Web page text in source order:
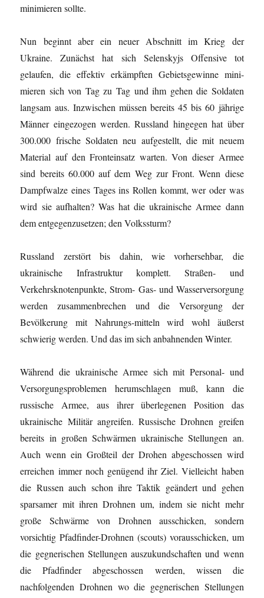
minimieren sollte.
Nun beginnt aber ein neuer Abschnitt im Krieg der
Ukraine. Zunächst hat sich Selenskyjs Offensive tot
gelaufen, die effektiv erkämpften Gebietsgewinne mini-
mieren sich von Tag zu Tag und ihm gehen die Soldaten
langsam aus. Inzwischen müssen bereits 45 bis 60 jährige
Männer eingezogen werden. Russland hingegen hat über
300.000 frische Soldaten neu aufgestellt, die mit neuem
Material auf den Fronteinsatz warten. Von dieser Armee
sind bereits 60.000 auf dem Weg zur Front. Wenn diese
Dampfwalze eines Tages ins Rollen kommt, wer oder was
wird sie aufhalten? Was hat die ukrainische Armee dann
dem entgegenzusetzen; den Volkssturm?
Russland zerstört bis dahin, wie vorhersehbar, die
ukrainische Infrastruktur komplett. Straßen- und
Verkehrsknotenpunkte, Strom- Gas- und Wasserversorgung
werden zusammenbrechen und die Versorgung der
Bevölkerung mit Nahrungs-mitteln wird wohl äußerst
schwierig werden. Und das im sich anbahnenden Winter.
Während die ukrainische Armee sich mit Personal- und
Versorgungsproblemen herumschlagen muß, kann die
russische Armee, aus ihrer überlegenen Position das
ukrainische Militär angreifen. Russische Drohnen greifen
bereits in großen Schwärmen ukrainische Stellungen an.
Auch wenn ein Großteil der Drohen abgeschossen wird
erreichen immer noch genügend ihr Ziel. Vielleicht haben
die Russen auch schon ihre Taktik geändert und gehen
sparsamer mit ihren Drohnen um, indem sie nicht mehr
große Schwärme von Drohnen ausschicken, sondern
vorsichtig Pfadfinder-Drohnen (scouts) vorausschicken, um
die gegnerischen Stellungen auszukundschaften und wenn
die Pfadfinder abgeschossen werden, wissen die
nachfolgenden Drohnen wo die gegnerischen Stellungen